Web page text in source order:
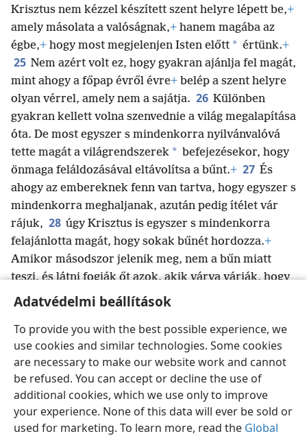
Adatvédelmi beállítások
To provide you with the best possible experience, we
use cookies and similar technologies. Some cookies
are necessary to make our website work and cannot
be refused. You can accept or decline the use of
additional cookies, which we use only to improve
your experience. None of this data will ever be sold or
used for marketing. To learn more, read the Global
Krisztus nem kézzel készített szent helyre lépett be,+
amely másolata a valóságnak,+ hanem magába az
égbe,+ hogy most megjelenjen Isten előtt * értünk.+
25 Nem azért volt ez, hogy gyakran ajánlja fel magát,
mint ahogy a főpap évről évre+ belép a szent helyre
olyan vérrel, amely nem a sajátja. 26 Különben
gyakran kellett volna szenvednie a világ megalapítása
óta. De most egyszer s mindenkorra nyilvánvalóvá
tette magát a világrendszerek * befejezésekor, hogy
önmaga feláldozásával eltávolítsa a bűnt.+ 27 És
ahogy az embereknek fenn van tartva, hogy egyszer s
mindenkorra meghaljanak, azután pedig ítélet vár
rájuk, 28 úgy Krisztus is egyszer s mindenkorra
felajánlotta magát, hogy sokak bűnét hordozza.+
Amikor másodszor jelenik meg, nem a bűn miatt
teszi, és látni fogják őt azok, akik várva várják, hogy
megmentse őket.
Magyar Megosztás Beállítások
Copyright © 2026 Watch Tower Bible and Tract Society of Pennsylvania
Felhasználási feltételek
Bizalmas információra vonatkozó szabályok
Adatvédelmi beállítások
JW.ORG Bejelentkezés